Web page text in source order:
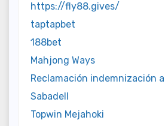
https://fly88.gives/
taptapbet
188bet
Mahjong Ways
Reclamación indemnización
Sabadell
Topwin Mejahoki